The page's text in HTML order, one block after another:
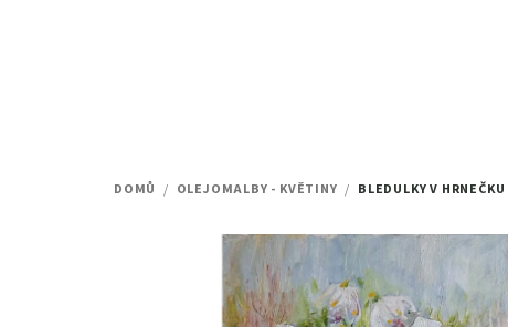
DOMŮ / OLEJOMALBY - KVĚTINY / BLEDULKY V HRNEČKU